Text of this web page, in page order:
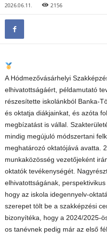
2026.06.11. 2156
A Hódmezővásárhelyi
elhivatottságáért, példamutató
részesítette iskolánkból Banka-
és oktatja diákjainkat, és azóta
megbízatást is vállal.
mindig megújuló módszertani
meghatározó oktatójává avatta.
munkaközösség vezetőjeként
oktatók tevékenységét.
elhivatottságának,
hogy az iskola idegennyelv-
szerepet tölt be a szakképzési
bizonyítéka, hogy a 2024/2025-
os tanévnek pedig már az első